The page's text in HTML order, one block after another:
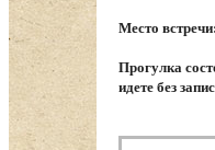
Место
Прогулка
идете без